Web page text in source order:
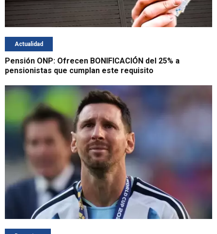
Actualidad
Pensión ONP: Ofrecen BONIFICACIÓN del 25% a
pensionistas que cumplan este requisito